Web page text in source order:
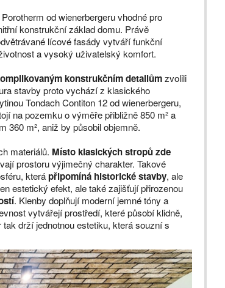
od wienerbergeru vhodné pro
konstrukční základ domu. Právě
lícové fasády vytváří funkční
a vysoký uživatelský komfort.
konstrukčním detailůmzvolili
stavby proto vychází z klasického
Tondach Contiton 12 od wienerbergeru,
na pozemku o výměře přibližně 850 m² a
360 m², aniž by působil objemně.
materiálů. Místo klasických stropů zde
prostoru výjimečný charakter. Takové
kterápřipomíná historické stavby, ale
estetický efekt, ale také zajišťují přirozenou
. Klenby doplňují moderní jemné tóny a
vytvářejí prostředí, které působí klidně,
drží jednotnou estetiku, která souzní s